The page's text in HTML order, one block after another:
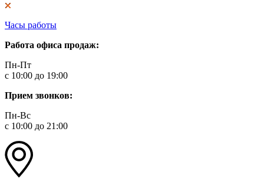
Часы работы
Работа офиса продаж:
Пн-Пт
с 10:00 до 19:00
Прием звонков:
Пн-Вс
с 10:00 до 21:00